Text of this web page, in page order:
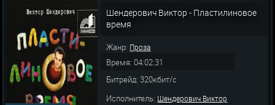
Шендерович Виктор - Пластилиновое
время
Жанр: Проза
Время: 04:02:31
Битрейд: 320кбит/с
Исполнитель: Шендерович Виктор